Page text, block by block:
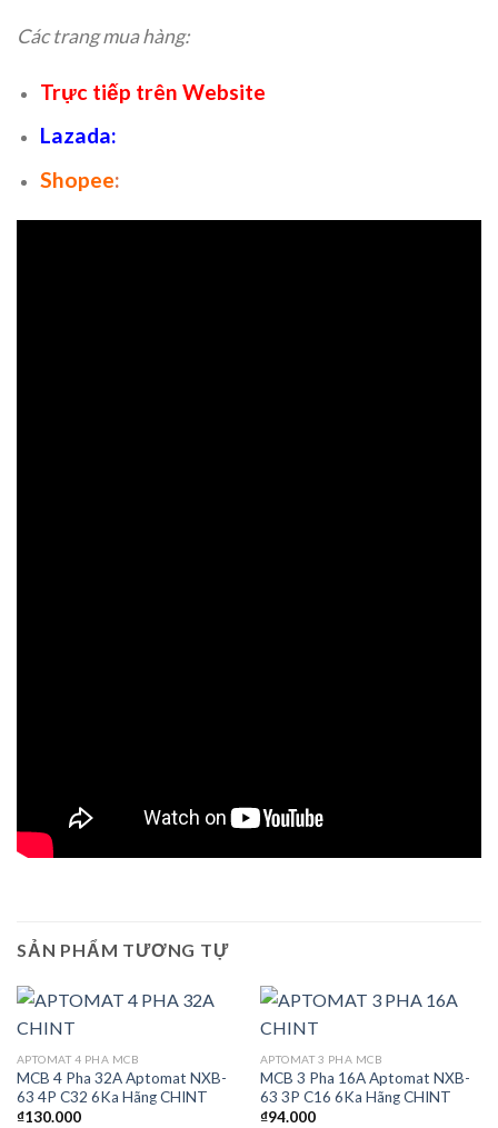
Các trang mua hàng:
Trực tiếp trên Website
Lazada:
Shopee:
SẢN PHẨM TƯƠNG TỰ
APTOMAT 4 PHA MCB
MCB 4 Pha 32A Aptomat NXB-
63 4P C32 6Ka Hãng CHINT
₫130.000
APTOMAT 3 PHA MCB
MCB 3 Pha 16A Aptomat NXB-
63 3P C16 6Ka Hãng CHINT
₫94.000